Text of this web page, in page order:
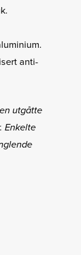
anti-
utgåtte
Enkelte